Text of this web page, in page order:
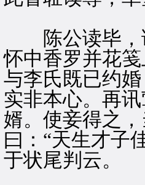
陈公读毕，谓
怀中香罗并花
与李氏既已约
实非本心。再
婿。使妾得之
曰：“天生才子
于状尾判云。